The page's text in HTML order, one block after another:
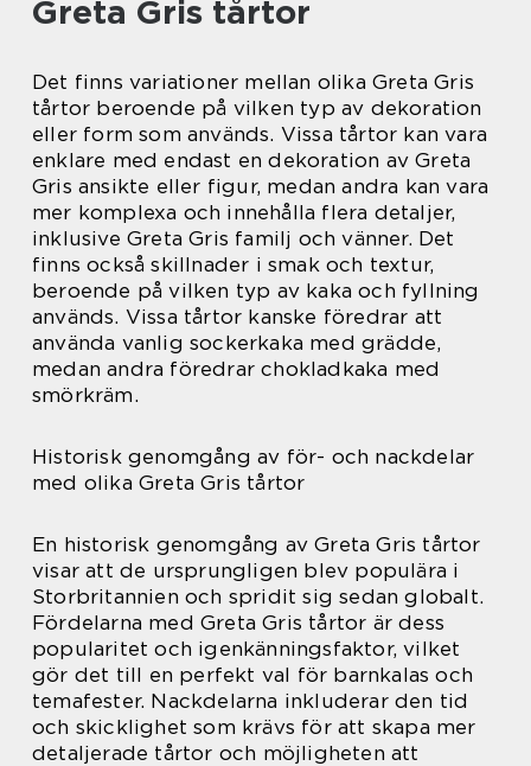
Greta Gris tårtor
Det finns variationer mellan olika Greta Gris
tårtor beroende på vilken typ av dekoration
eller form som används. Vissa tårtor kan vara
enklare med endast en dekoration av Greta
Gris ansikte eller figur, medan andra kan vara
mer komplexa och innehålla flera detaljer,
inklusive Greta Gris familj och vänner. Det
finns också skillnader i smak och textur,
beroende på vilken typ av kaka och fyllning
används. Vissa tårtor kanske föredrar att
använda vanlig sockerkaka med grädde,
medan andra föredrar chokladkaka med
smörkräm.
Historisk genomgång av för- och nackdelar
med olika Greta Gris tårtor
En historisk genomgång av Greta Gris tårtor
visar att de ursprungligen blev populära i
Storbritannien och spridit sig sedan globalt.
Fördelarna med Greta Gris tårtor är dess
popularitet och igenkänningsfaktor, vilket
gör det till en perfekt val för barnkalas och
temafester. Nackdelarna inkluderar den tid
och skicklighet som krävs för att skapa mer
detaljerade tårtor och möjligheten att